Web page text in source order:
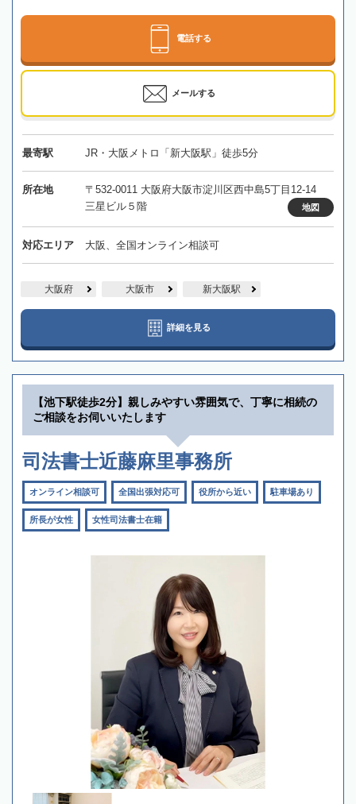
電話する
メールする
最寄駅 JR・大阪メトロ「新大阪駅」徒歩5分
所在地
〒532-0011 大阪府大阪市淀川区西中島5丁目12-14
三星ビル５階
地図
対応エリア 大阪、全国オンライン相談可
大阪府 大阪市 新大阪駅
詳細を見る
【池下駅徒歩2分】親しみやすい雰囲気で、丁寧に相続の
ご相談をお伺いいたします
司法書士近藤麻里事務所
オンライン相談可 全国出張対応可 役所から近い 駐車場あり
所長が女性 女性司法書士在籍